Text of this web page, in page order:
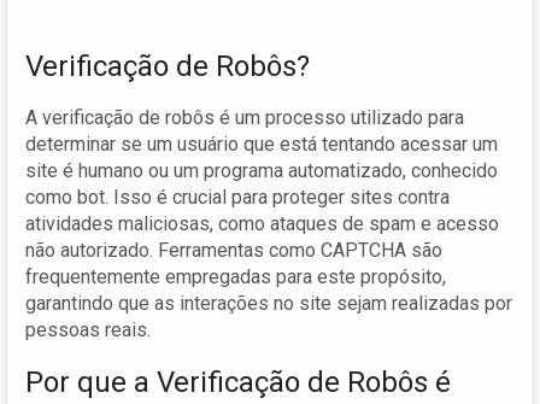
Verificação de Robôs?
A verificação de robôs é um processo utilizado para
determinar se um usuário que está tentando acessar um
site é humano ou um programa automatizado, conhecido
como bot. Isso é crucial para proteger sites contra
atividades maliciosas, como ataques de spam e acesso
não autorizado. Ferramentas como CAPTCHA são
frequentemente empregadas para este propósito,
garantindo que as interações no site sejam realizadas por
pessoas reais.
Por que a Verificação de Robôs é